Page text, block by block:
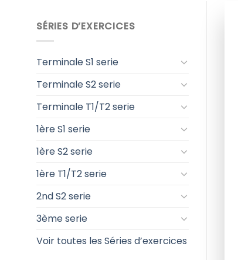
SÉRIES D’EXERCICES
Terminale S1 serie
Terminale S2 serie
Terminale T1/T2 serie
1ère S1 serie
1ère S2 serie
1ère T1/T2 serie
2nd S2 serie
3ème serie
Voir toutes les Séries d’exercices